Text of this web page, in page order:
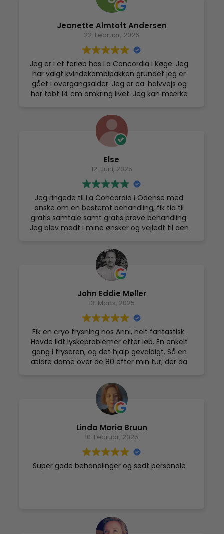
Jeanette Almtoft Andersen
22. Februar, 2026
Jeg er i et forløb hos La Concordia i Køge. Jeg
har valgt kvindekombipakken grundet jeg er
gået i overgangsalder. Jeg er ca. halvvejs og
har tabt 14 cm omkring livet. Jeg kan mærke
drænering og Cryossauna har hjulpet på mine
hedeture, mine muskelspændinger i nakken
og skuldrene og smerter i hofterne - jeg kan
endelig gå en tur uden at få ondt efter 5 km.
mindst den fantastiske behandling jeg får af
Pernille og Henriette - de er super dygtige og
er gode til at hygge omkring en - jeg kan
varmt anbefale et forløb hos dem.
Else
12. Juni, 2025
Jeg ringede til La Concordia i Odense med
ønske om en bestemt behandling, fik tid til
gratis samtale samt gratis prøve behandling.
Jeg blev mødt i mine ønsker og vejledt til den
i forhold til min stomi og for at opnå det jeg
gerne ville. Jeg fik kombi behandling med Ultra
Lipo samt nms. Det bedste jeg har gjort for
selv, har fået fin glat hud, mindre rynker i
ansigt samt tabt en del cm. Jeg vil fortsætte
med behandlinger en gang imellem, det gør
noget fantastisk for kroppen samt selv
forkælelse for mig. La Concordia i Odense er
hyggelig, emmer af ro og afslapning når du
træder ind af døren, fantastisk
imødekommende og sødt personale.
John Eddie Møller
13. Marts, 2025
Fik en cryo frysning hos Anni, helt fantastisk.
Havde lidt lyskeproblemer efter løb. En enkelt
gang i fryseren, og det hjalp gevaldigt. Så en
ældre dame over de 80 efter min tur, der da
sko af, og da hun var færdig, tog hun dem selv
på.... F.A.N.T.A.S.T.I.S.K. Ved ikke hvad det er det
gør, men det virker, så spørger ikke ;)
Linda Maria Bruun
10. Februar, 2025
Super gode behandlinger og sødt personale